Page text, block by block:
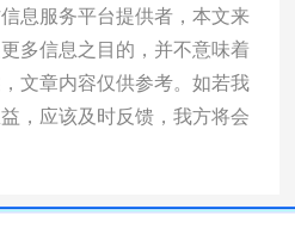
服务平台提供者，本文来
多信息之目的，并不意味着
文章内容仅供参考。如若我
，应该及时反馈，我方将会